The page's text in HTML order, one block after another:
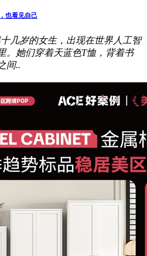
也看见自己
几岁的女生，出现在世界人工智
。她们穿着天蓝色T恤，背着书
间..